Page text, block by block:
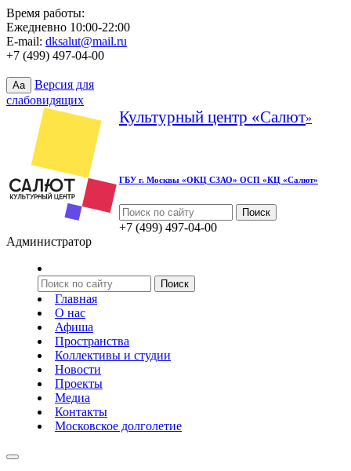
Время работы:
Ежедневно 10:00-22:00
E-mail: dksalut@mail.ru
+7 (499) 497-04-00
Aa
Версия для
слабовидящих
Культурный центр «Салют»
ГБУ г. Москвы «ОКЦ СЗАО» ОСП «КЦ «Салют»
+7 (499) 497-04-00
Администратор
Главная
О нас
Афиша
Пространства
Коллективы и студии
Новости
Проекты
Медиа
Контакты
Московское долголетие